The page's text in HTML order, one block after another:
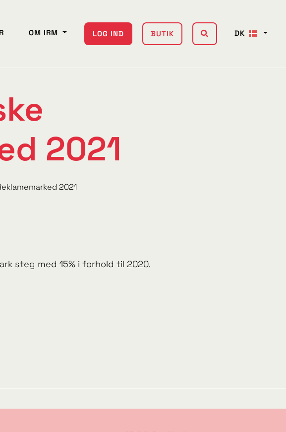
OM IRM LOG IND BUTIK DK
2021
2021
steg med 15% i forhold til 2020.